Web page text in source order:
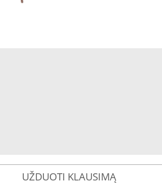
UŽDUOTI KLAUSIMĄ